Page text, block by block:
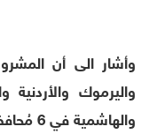
وأشار الى أن
واليرموك والأردنية
والهاشمية في 6 مُحافظات.